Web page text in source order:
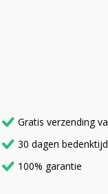
Gratis verzending
30 dagen bedenktijd
100% garantie